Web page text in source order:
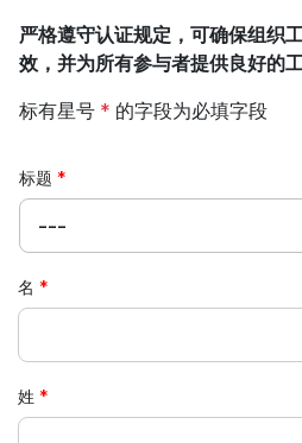
严格遵守认证规定，可确保组织
效，并为所有参与者提供良好的工
标有星号 * 的字段为必填字段
标题
---
名
姓